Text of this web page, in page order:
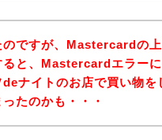
のですが、Mastercardの
ると、Mastercardエラー
ナイトのお店で買い物を
たのかも・・・